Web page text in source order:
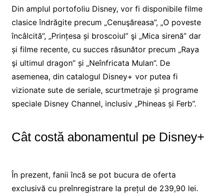
Din amplul portofoliu Disney, vor fi disponibile filme
clasice îndrăgite precum „Cenuşăreasa”, „O poveste
încâlcită”, „Prințesa și broscoiul” şi „Mica sirenă” dar
și filme recente, cu succes răsunător precum „Raya
şi ultimul dragon” și „Neînfricata Mulan”. De
asemenea, din catalogul Disney+ vor putea fi
vizionate sute de seriale, scurtmetraje și programe
speciale Disney Channel, inclusiv „Phineas și Ferb”.
Cât costă abonamentul pe Disney+
În prezent, fanii încă se pot bucura de oferta
exclusivă cu preînregistrare la prețul de 239,90 lei.